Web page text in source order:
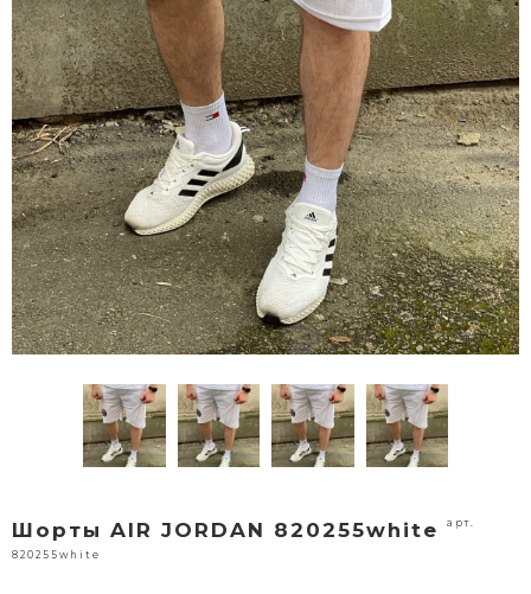
Шорты AIR JORDAN 820255white арт.
820255white